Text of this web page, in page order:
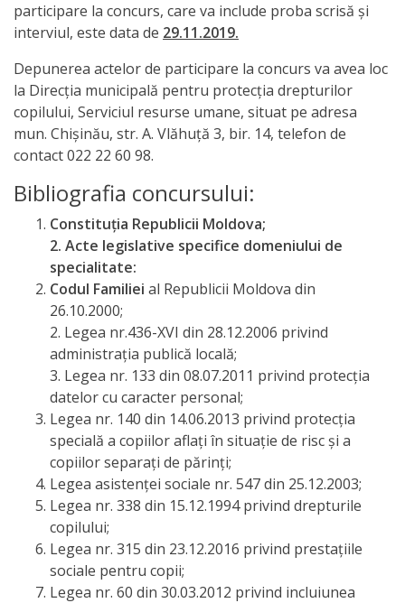
participare la concurs, care va include proba scrisă şi
interviul, este data de 29.11.2019.
Depunerea actelor de participare la concurs va avea loc
la Direcţia municipală pentru protecţia drepturilor
copilului, Serviciul resurse umane, situat pe adresa
mun. Chişinău, str. A. Vlăhuţă 3, bir. 14, telefon de
contact 022 22 60 98.
Bibliografia concursului:
Constituţia Republicii Moldova;
2. Acte legislative specifice domeniului de
specialitate:
Codul Familiei al Republicii Moldova din
26.10.2000;
2. Legea nr.436-XVI din 28.12.2006 privind
administraţia publică locală;
3. Legea nr. 133 din 08.07.2011 privind protecţia
datelor cu caracter personal;
Legea nr. 140 din 14.06.2013 privind protecţia
specială a copiilor aflaţi în situaţie de risc şi a
copiilor separaţi de părinţi;
Legea asistenței sociale nr. 547 din 25.12.2003;
Legea nr. 338 din 15.12.1994 privind drepturile
copilului;
Legea nr. 315 din 23.12.2016 privind prestațiile
sociale pentru copii;
Legea nr. 60 din 30.03.2012 privind incluiunea